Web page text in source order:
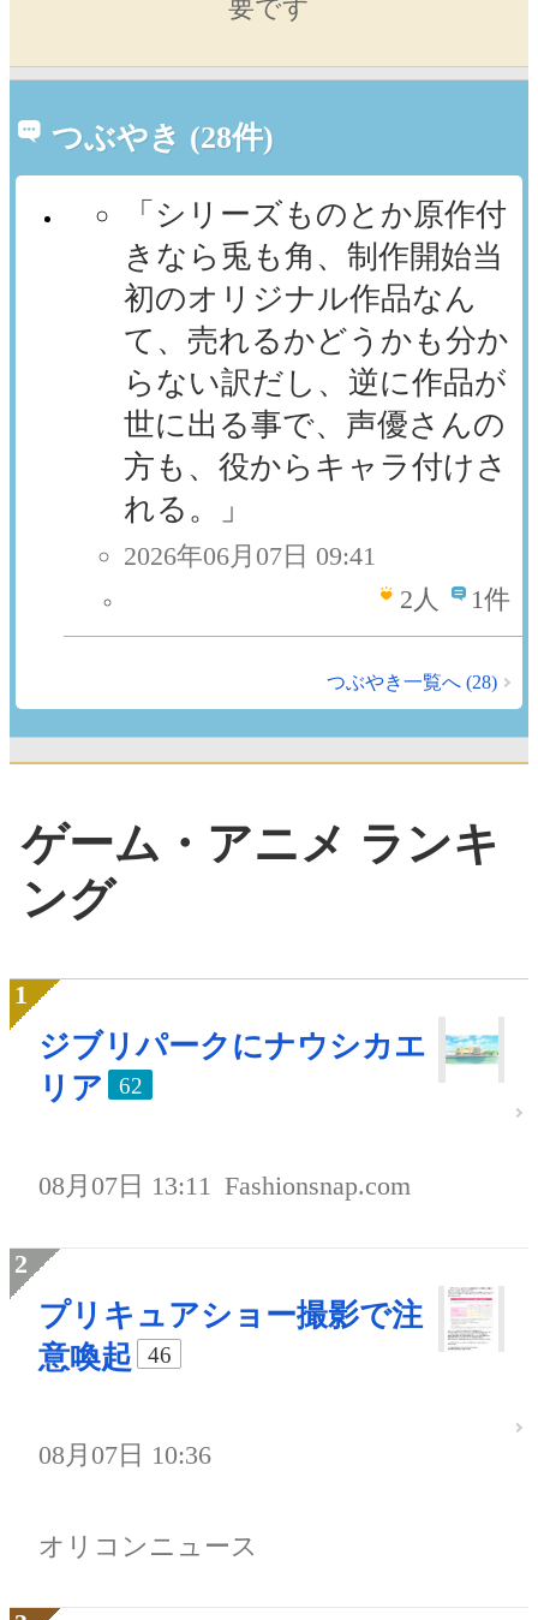
要です
つぶやき (28件)
「シリーズものとか原作付
きなら兎も角、制作開始当
初のオリジナル作品なん
て、売れるかどうかも分か
らない訳だし、逆に作品が
世に出る事で、声優さんの
方も、役からキャラ付けさ
れる。」
2026年06月07日 09:41
2人 1件
つぶやき一覧へ (28)
ゲーム・アニメ ランキ
ング
ジブリパークにナウシカエ
リア
62
08月07日 13:11 Fashionsnap.com
プリキュアショー撮影で注
意喚起
46
08月07日 10:36
オリコンニュース